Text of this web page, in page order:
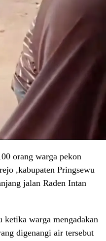
orang warga pekon
,kabupaten Pringsewu
jalan Raden Intan
ketika warga mengadakan
digenangi air tersebut